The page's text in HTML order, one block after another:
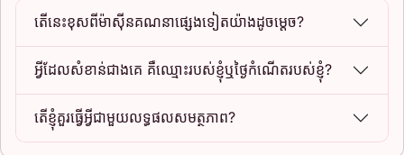
តើនេះខុសពីម៉ាស៊ីនគណនាផ្សេងទៀតយ៉ាងដូចម្តេច?
អ្វីដែលសំខាន់ជាងគេ គឺឈ្មោះរបស់ខ្ញុំឬថ្ងៃកំណើតរបស់ខ្ញុំ?
តើខ្ញុំគួរធ្វើអ្វីជាមួយលទ្ធផលសមត្ថភាព?